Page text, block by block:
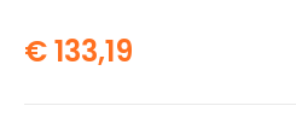
€133,19